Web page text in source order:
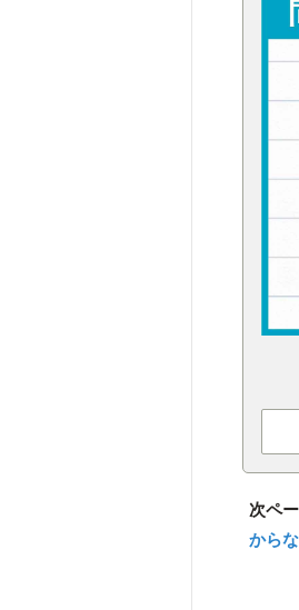
次ペー
から